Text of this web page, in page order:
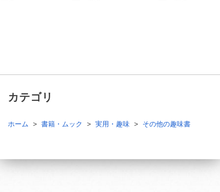
カテゴリ
ホーム 書籍・ムック 実用・趣味 その他の趣味書